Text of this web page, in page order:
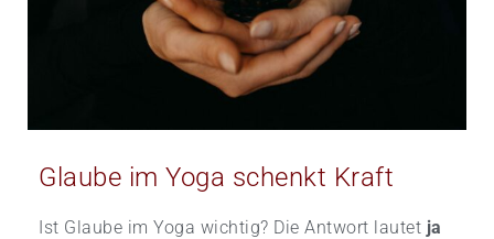
Glaube im Yoga schenkt Kraft
Ist Glaube im Yoga wichtig? Die Antwort lautet ja